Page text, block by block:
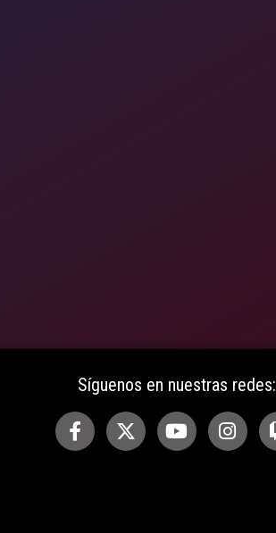
Síguenos en nuestras redes: